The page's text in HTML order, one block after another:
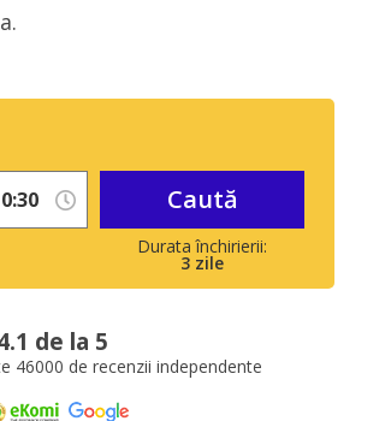
Hrvatski
3 zile
Caută
de la 5
46000 de recenzii independente